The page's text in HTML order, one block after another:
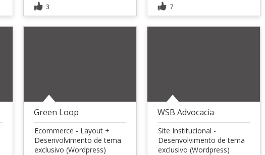
3 7
Green Loop
Ecommerce - Layout +
Desenvolvimento de tema
exclusivo (Wordpress)
WSB Advocacia
Site Institucional -
Desenvolvimento de tema
exclusivo (Wordpress)